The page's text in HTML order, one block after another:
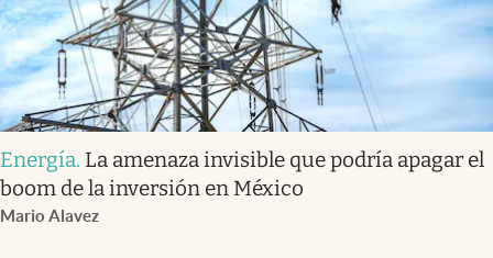
Energía. La amenaza invisible que podría apagar el
boom de la inversión en México
Mario Alavez